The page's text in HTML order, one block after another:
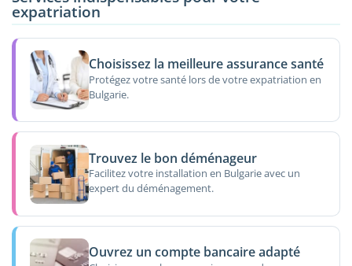
expatriation
Choisissez la meilleure assurance santé
Protégez votre santé lors de votre expatriation en
Bulgarie.
Trouvez le bon déménageur
Facilitez votre installation en Bulgarie avec un
expert du déménagement.
Ouvrez un compte bancaire adapté